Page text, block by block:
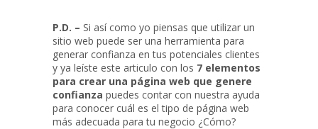
P.D. – Si así como yo piensas que utilizar un
sitio web puede ser una herramienta para
generar confianza en tus potenciales clientes
y ya leíste este articulo con los 7 elementos
para crear una página web que genere
confianza puedes contar con nuestra ayuda
para conocer cuál es el tipo de página web
más adecuada para tu negocio ¿Cómo?